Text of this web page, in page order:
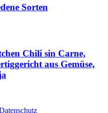
Sorten
Chili sin Carne,
aus Gemüse,